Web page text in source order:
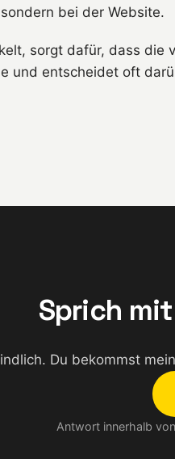
bei der Website.
sorgt dafür, dass
und entscheidet oft
Sprich
Du bekommst
Antwort innerhalb